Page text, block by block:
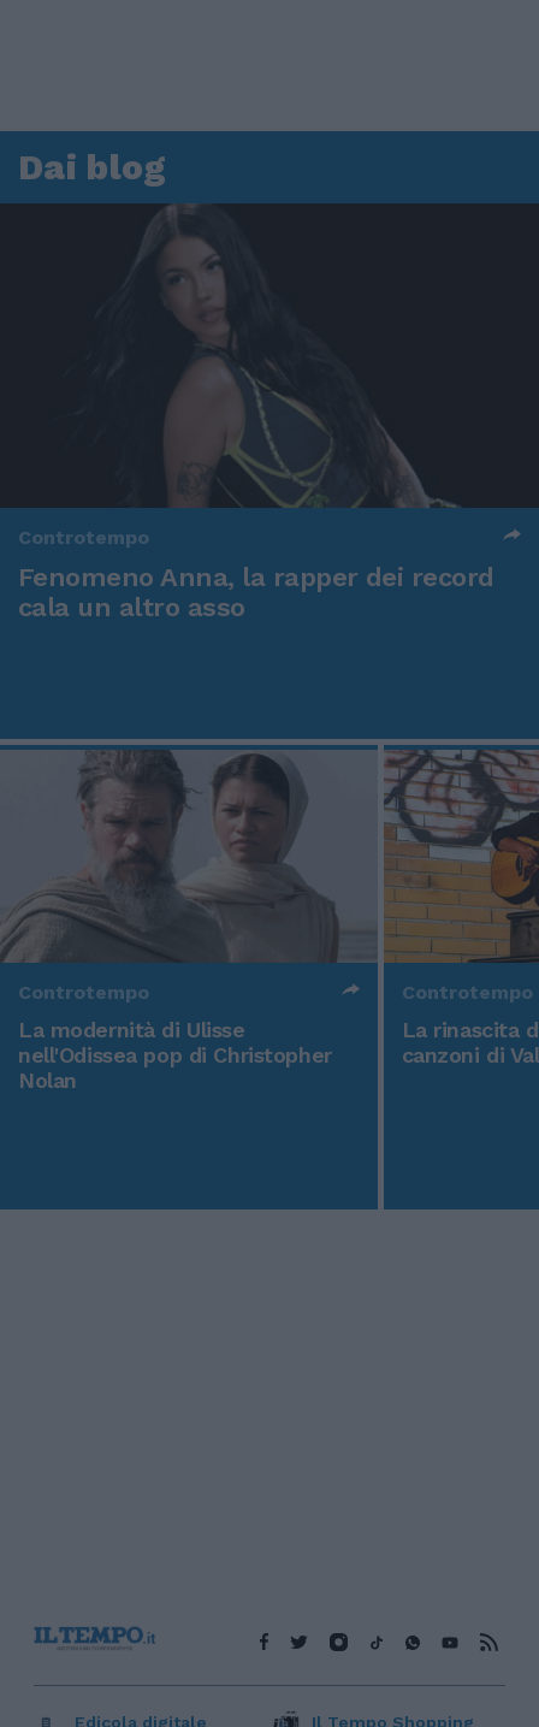
Dai blog
Controtempo
Fenomeno Anna, la rapper dei record
cala un altro asso
Controtempo
La modernità di Ulisse
nell'Odissea pop di Christopher
Nolan
Controtempo
La rinascita
canzoni di
Edicola digitale Il Tempo Shopping